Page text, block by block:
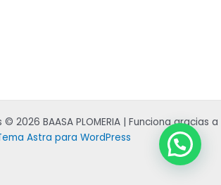
2026 BAASA PLOMERIA | Funciona gracias a
Astra para WordPress